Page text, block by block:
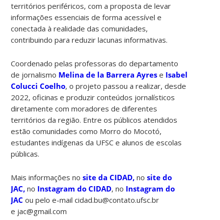
territórios periféricos, com a proposta de levar
informações essenciais de forma acessível e
conectada à realidade das comunidades,
contribuindo para reduzir lacunas informativas.
Coordenado pelas professoras do departamento
de jornalismo Melina de la Barrera Ayres e Isabel
Colucci Coelho, o projeto passou a realizar, desde
2022, oficinas e produzir conteúdos jornalísticos
diretamente com moradores de diferentes
territórios da região. Entre os públicos atendidos
estão comunidades como Morro do Mocotó,
estudantes indígenas da UFSC e alunos de escolas
públicas.
Mais informações nosite da CIDAD, nosite do
JAC, no Instagram do CIDAD, no Instagram do
JAC ou pelo e-mail cidad.bu@contato.ufsc.br
e jac@gmail.com